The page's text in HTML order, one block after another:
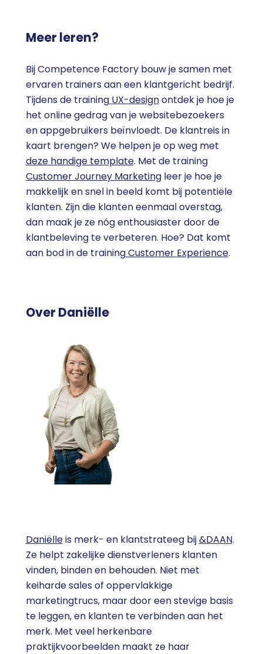
Meer leren?
Bij Competence Factory bouw je samen met
ervaren trainers aan een klantgericht bedrijf.
Tijdens de training UX-designontdek je hoe je
het online gedrag van je websitebezoekers
en appgebruikers beïnvloedt. De klantreis in
kaart brengen? We helpen je op weg met
deze handige template. Met de training
Customer Journey Marketingleer je hoe je
makkelijk en snel in beeld komt bij potentiële
klanten. Zijn die klanten eenmaal overstag,
dan maak je ze nóg enthousiaster door de
klantbeleving te verbeteren. Hoe? Dat komt
aan bod in de trainingCustomer Experience.
Over Daniëlle
Daniëlleis merk- en klantstrateeg bij&DAAN.
Ze helpt zakelijke dienstverleners klanten
vinden, binden en behouden. Niet met
keiharde sales of oppervlakkige
marketingtrucs, maar door een stevige basis
te leggen, en klanten te verbinden aan het
merk. Met veel herkenbare
praktijkvoorbeelden maakt ze haar